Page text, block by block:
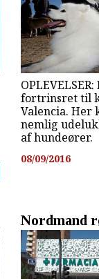
fortrinsret til
Valencia. Her
nemlig
af hundeører.
08/09/2016
Nordmand